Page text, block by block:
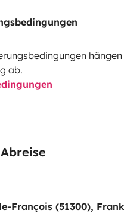
ab.
François (51300),